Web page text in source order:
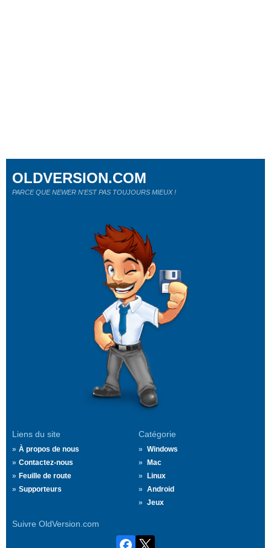
Liens du site
À propos de nous
Contactez-nous
Feuille de route
Supporteurs
Catégorie
Windows
Mac
Linux
Android
Jeux
Suivre OldVersion.com
OLDVERSION.COM
PARCE QUE NEWER N'EST PAS TOUJOURS MIEUX !